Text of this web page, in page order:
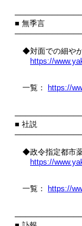
■ 無季言
◆対面での細や
https://
一覧： https://
■ 社説
◆政令指定都市
https://
一覧： https://